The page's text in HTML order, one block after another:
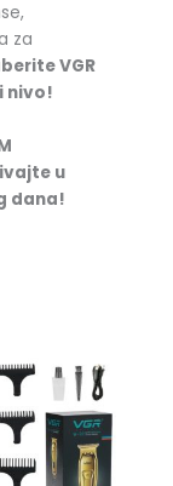
za
VGR
nivo!
u
dana!